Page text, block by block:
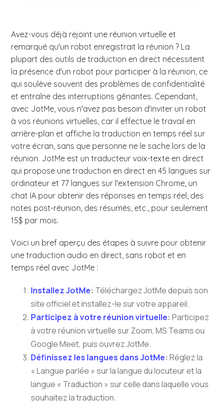
Avez-vous déjà rejoint une réunion virtuelle et
remarqué qu'un robot enregistrait la réunion ? La
plupart des outils de traduction en direct nécessitent
la présence d'un robot pour participer à la réunion, ce
qui soulève souvent des problèmes de confidentialité
et entraîne des interruptions gênantes. Cependant,
avec JotMe, vous n'avez pas besoin d'inviter un robot
à vos réunions virtuelles, car il effectue le travail en
arrière-plan et affiche la traduction en temps réel sur
votre écran, sans que personne ne le sache lors de la
réunion. JotMe est un traducteur voix-texte en direct
qui propose une traduction en direct en 45 langues sur
ordinateur et 77 langues sur l'extension Chrome, un
chat IA pour obtenir des réponses en temps réel, des
notes post-réunion, des résumés, etc., pour seulement
15$ par mois.
Voici un bref aperçu des étapes à suivre pour obtenir
une traduction audio en direct, sans robot et en
temps réel avec JotMe :
Installez JotMe: Téléchargez JotMe depuis son
site officiel et installez-le sur votre appareil.
Participez à votre réunion virtuelle:Participez
à votre réunion virtuelle sur Zoom, MS Teams ou
Google Meet, puis ouvrez JotMe.
Définissez les langues dans JotMe:Réglez la
« Langue parlée » sur la langue du locuteur et la
langue « Traduction » sur celle dans laquelle vous
souhaitez la traduction.